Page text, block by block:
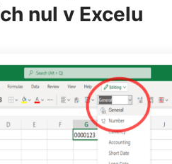
nul v Excelu